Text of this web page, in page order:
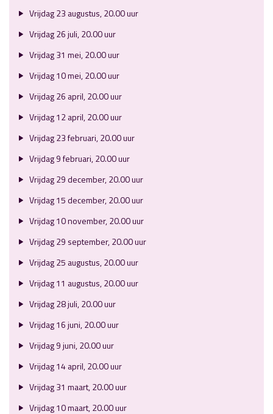
Vrijdag 23 augustus, 20.00 uur
Vrijdag 26 juli, 20.00 uur
Vrijdag 31 mei, 20.00 uur
Vrijdag 10 mei, 20.00 uur
Vrijdag 26 april, 20.00 uur
Vrijdag 12 april, 20.00 uur
Vrijdag 23 februari, 20.00 uur
Vrijdag 9 februari, 20.00 uur
Vrijdag 29 december, 20.00 uur
Vrijdag 15 december, 20.00 uur
Vrijdag 10 november, 20.00 uur
Vrijdag 29 september, 20.00 uur
Vrijdag 25 augustus, 20.00 uur
Vrijdag 11 augustus, 20.00 uur
Vrijdag 28 juli, 20.00 uur
Vrijdag 16 juni, 20.00 uur
Vrijdag 9 juni, 20.00 uur
Vrijdag 14 april, 20.00 uur
Vrijdag 31 maart, 20.00 uur
Vrijdag 10 maart, 20.00 uur